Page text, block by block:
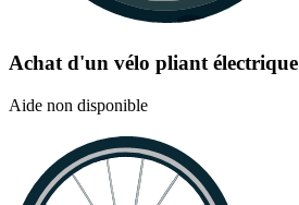
Achat d'un vélo pliant électrique
Aide non disponible